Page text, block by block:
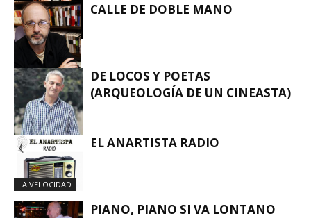
LA VELOCIDAD
LA VELOCIDAD
CALLE DE DOBLE MANO
LA VELOCIDAD
DE LOCOS Y POETAS
(ARQUEOLOGÍA DE UN CINEASTA)
LA VELOCIDAD
EL ANARTISTA RADIO
PIANO, PIANO SI VA LONTANO